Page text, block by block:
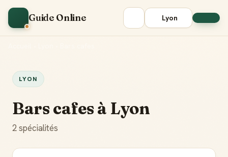
Guide Online Lyon
LYON
Bars cafes à Lyon
2 spécialités